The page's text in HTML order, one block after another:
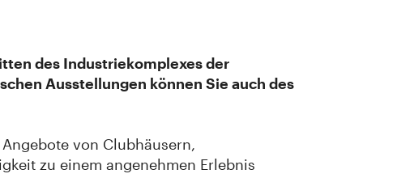
des Industriekomplexes der
Ausstellungen können Sie auch des
von Clubhäusern,
zu einem angenehmen Erlebnis